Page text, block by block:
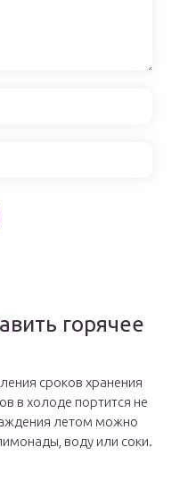
горячее
сроков хранения
в холоде портится не
летом можно
воду или соки.